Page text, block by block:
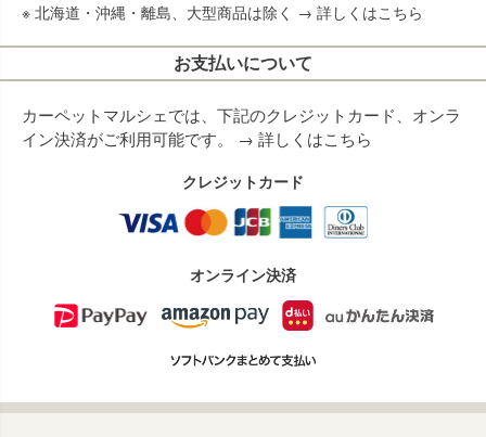
※ 北海道・沖縄・離島、大型商品は除く → 詳しくはこちら
お支払いについて
カーペットマルシェでは、下記のクレジットカード、オンラ
イン決済がご利用可能です。 → 詳しくはこちら
クレジットカード
オンライン決済